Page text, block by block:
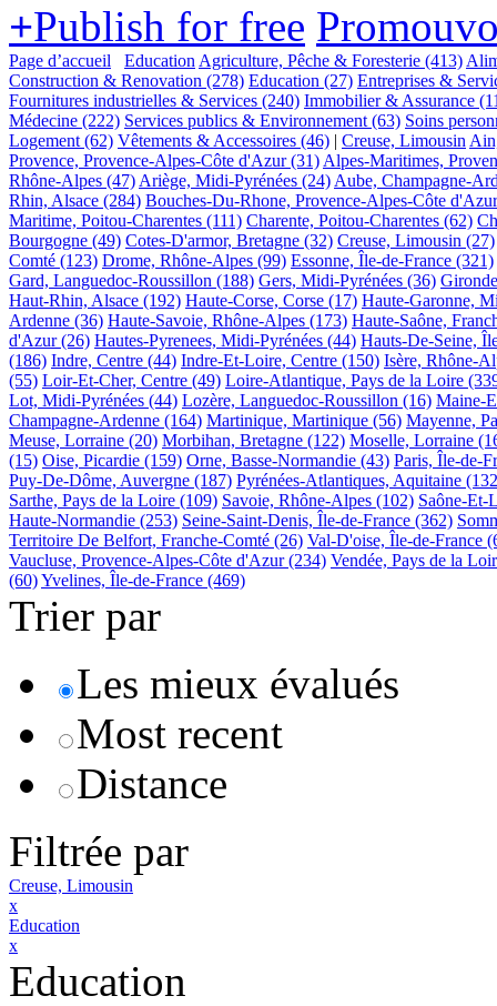
+Publish for free
Page d’accueil Education Agriculture, Pêche & Foresterie (413)
Construction & Renovation (278) Education (27) Entreprises &
Fournitures industrielles & Services (240) Immobilier & Assurance
Médecine (222) Services publics & Environnement (63) Soins
Logement (62) Vêtements & Accessoires (46) | Creuse, Limousin
Provence, Provence-Alpes-Côte d'Azur (31) Alpes-Maritimes,
Rhône-Alpes (47) Ariège, Midi-Pyrénées (24) Aube, Champagne-
Rhin, Alsace (284) Bouches-Du-Rhone, Provence-Alpes-Côte d'Azur
Maritime, Poitou-Charentes (111) Charente, Poitou-Charentes (62)
Bourgogne (49) Cotes-D'armor, Bretagne (32) Creuse, Limousin (27)
Comté (123) Drome, Rhône-Alpes (99) Essonne, Île-de-France (321)
Gard, Languedoc-Roussillon (188) Gers, Midi-Pyrénées (36)
Haut-Rhin, Alsace (192) Haute-Corse, Corse (17) Haute-Garonne,
Ardenne (36) Haute-Savoie, Rhône-Alpes (173) Haute-Saône,
d'Azur (26) Hautes-Pyrenees, Midi-Pyrénées (44) Hauts-De-Seine,
(186) Indre, Centre (44) Indre-Et-Loire, Centre (150) Isère, Rhône-
(55) Loir-Et-Cher, Centre (49) Loire-Atlantique, Pays de la Loire
Lot, Midi-Pyrénées (44) Lozère, Languedoc-Roussillon (16) Maine-
Champagne-Ardenne (164) Martinique, Martinique (56) Mayenne,
Meuse, Lorraine (20) Morbihan, Bretagne (122) Moselle, Lorraine
(15) Oise, Picardie (159) Orne, Basse-Normandie (43) Paris, Île-de-
Puy-De-Dôme, Auvergne (187) Pyrénées-Atlantiques, Aquitaine
Sarthe, Pays de la Loire (109) Savoie, Rhône-Alpes (102) Saône-Et-
Haute-Normandie (253) Seine-Saint-Denis, Île-de-France (362)
Territoire De Belfort, Franche-Comté (26) Val-D'oise, Île-de-France
Vaucluse, Provence-Alpes-Côte d'Azur (234) Vendée, Pays de la
(60)Yvelines, Île-de-France (469)
Trier par
Les mieux évalués
Most recent
Distance
Filtrée par
Creuse, Limousin
x
Education
x
Education